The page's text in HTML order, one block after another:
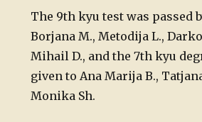
The 9th kyu test was passed
Borjana M., Metodija L.,
Mihail D., and the 7th kyu
given to Ana Marija B.,
Monika Sh.